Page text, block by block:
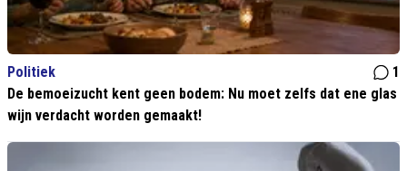
Politiek
1
De bemoeizucht kent geen bodem: Nu moet zelfs dat ene glas
wijn verdacht worden gemaakt!